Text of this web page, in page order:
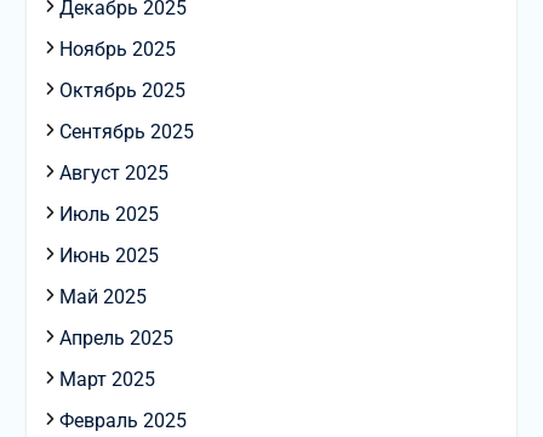
Декабрь 2025
Ноябрь 2025
Октябрь 2025
Сентябрь 2025
Август 2025
Июль 2025
Июнь 2025
Май 2025
Апрель 2025
Март 2025
Февраль 2025